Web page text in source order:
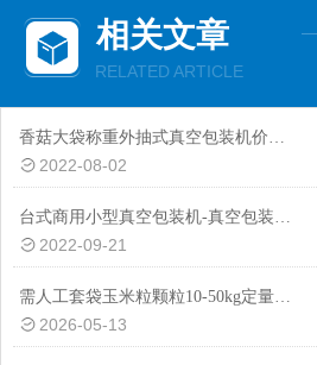
相关文章
RELATED ARTICLE
香菇大袋称重外抽式真空包装机价格多少
2022-08-02
台式商用小型真空包装机-真空包装机批发价-双室真空包装机品牌
2022-09-21
需人工套袋玉米粒颗粒10-50kg定量包装秤厂家
2026-05-13